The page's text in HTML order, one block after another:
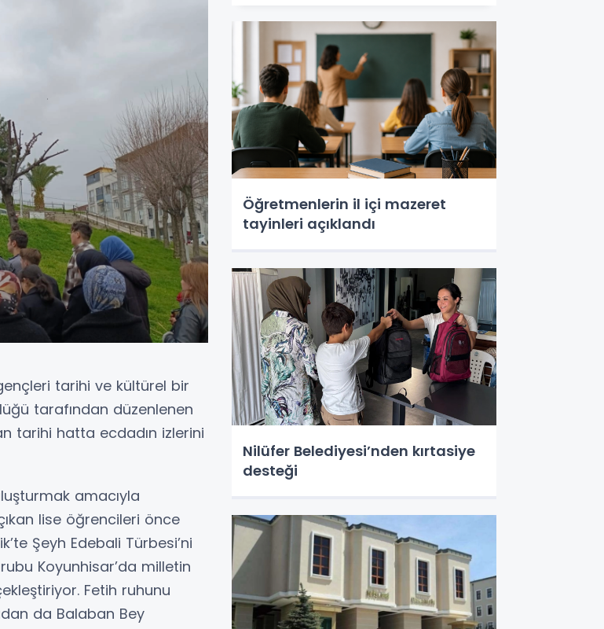
gençleri tarihi ve kültürel bir
tarafından düzenlenen
tarihi hatta ecdadın izlerini
amacıyla
lise öğrencileri önce
Şeyh Edebali Türbesi’ni
Koyunhisar’da milletin
Fetih ruhunu
da Balaban Bey
Öğretmenlerin il içi mazeret
tayinleri açıklandı
Nilüfer Belediyesi’nden kırtasiye
desteği